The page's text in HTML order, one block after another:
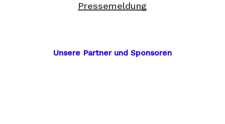
Pressemeldung
Unsere Partner und Sponsoren